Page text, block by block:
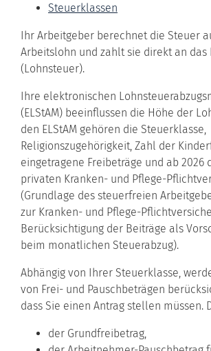
Steuerklassen
Ihr Arbeitgeber berechnet die Steuer
Arbeitslohn und zahlt sie direkt an das
(Lohnsteuer).
Ihre elektronischen
(ELStAM) beeinflussen die Höhe der
den ELStAM gehören die Steuerklasse,
Religionszugehörigkeit, Zahl der
eingetragene Freibeträge und ab 2026
privaten Kranken- und Pflege-
(Grundlage des steuerfreien
zur Kranken- und Pflege-
Berücksichtigung der Beiträge als
beim monatlichen Steuerabzug).
Abhängig von Ihrer Steuerklasse,
von Frei- und Pauschbeträgen
dass Sie einen Antrag stellen müssen.
der Grundfreibetrag,